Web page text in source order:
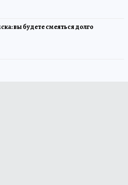
вы будете смеяться долго